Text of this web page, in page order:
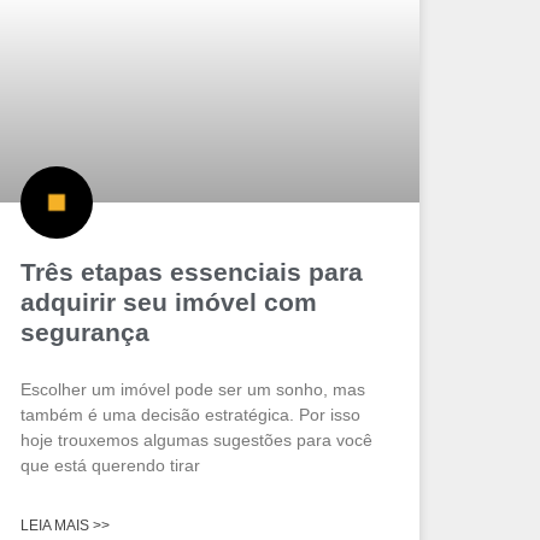
Três etapas essenciais para
adquirir seu imóvel com
segurança
Escolher um imóvel pode ser um sonho, mas
também é uma decisão estratégica. Por isso
hoje trouxemos algumas sugestões para você
que está querendo tirar
LEIA MAIS >>